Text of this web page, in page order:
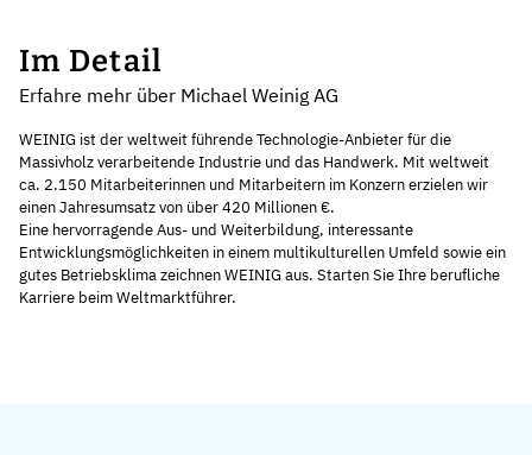
Im Detail
Erfahre mehr über Michael Weinig AG
WEINIG ist der weltweit führende Technologie-Anbieter für die
Massivholz verarbeitende Industrie und das Handwerk. Mit weltweit
ca. 2.150 Mitarbeiterinnen und Mitarbeitern im Konzern erzielen wir
einen Jahresumsatz von über 420 Millionen €.
Eine hervorragende Aus- und Weiterbildung, interessante
Entwicklungsmöglichkeiten in einem multikulturellen Umfeld sowie ein
gutes Betriebsklima zeichnen WEINIG aus. Starten Sie Ihre berufliche
Karriere beim Weltmarktführer.